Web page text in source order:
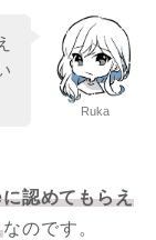
Ruka
認めてもらえ
なのです。